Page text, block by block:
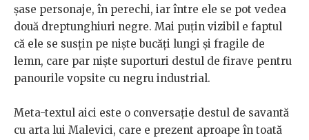
șase personaje, în perechi, iar între ele se pot vedea
două dreptunghiuri negre. Mai puțin vizibil e faptul
că ele se susțin pe niște bucăți lungi și fragile de
lemn, care par niște suporturi destul de firave pentru
panourile vopsite cu negru industrial.
Meta-textul aici este o conversație destul de savantă
cu arta lui Malevici, care e prezent aproape în toată